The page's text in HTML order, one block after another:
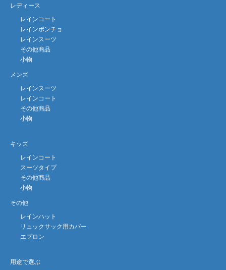
レディース
レインコート
レインポンチョ
レインスーツ
その他商品
小物
メンズ
レインスーツ
レインコート
その他商品
小物
キッズ
レインコート
スーツタイプ
その他商品
小物
その他
レインハット
リュックサック用カバー
エプロン
用途で選ぶ